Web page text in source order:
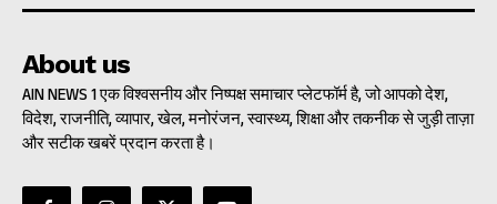
About us
AIN NEWS 1 एक विश्वसनीय और निष्पक्ष समाचार प्लेटफॉर्म है, जो आपको देश,
विदेश, राजनीति, व्यापार, खेल, मनोरंजन, स्वास्थ्य, शिक्षा और तकनीक से जुड़ी ताज़ा
और सटीक खबरें प्रदान करता है।